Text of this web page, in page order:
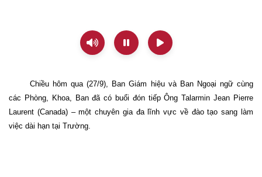
Chiều hôm qua (27/9), Ban Giám hiệu và Ban Ngoại ngữ cùng
các Phòng, Khoa, Ban đã có buổi đón tiếp Ông Talarmin Jean Pierre
Laurent (Canada) – một chuyên gia đa lĩnh vực về đào tạo sang làm
việc dài hạn tại Trường.